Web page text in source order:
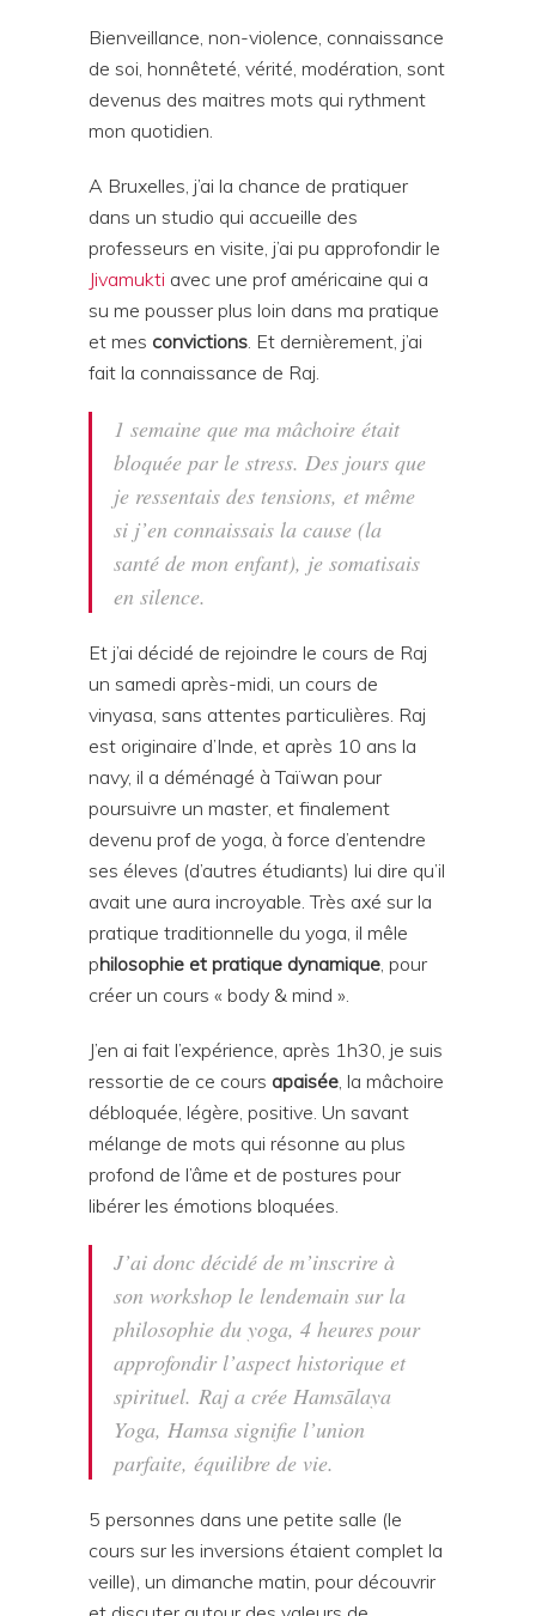
Bienveillance, non-violence, connaissance
de soi, honnêteté, vérité, modération, sont
devenus des maitres mots qui rythment
mon quotidien.
A Bruxelles, j’ai la chance de pratiquer
dans un studio qui accueille des
professeurs en visite, j’ai pu approfondir le
Jivamukti avec une prof américaine qui a
su me pousser plus loin dans ma pratique
et mes convictions . Et dernièrement, j’ai
fait la connaissance de Raj.
1 semaine que ma mâchoire était
bloquée par le stress. Des jours que
je ressentais des tensions, et même
si j’en connaissais la cause (la
santé de mon enfant), je somatisais
en silence.
Et j’ai décidé de rejoindre le cours de Raj
un samedi après-midi, un cours de
vinyasa, sans attentes particulières. Raj
est originaire d’Inde, et après 10 ans la
navy, il a déménagé à Taïwan pour
poursuivre un master, et finalement
devenu prof de yoga, à force d’entendre
ses éleves (d’autres étudiants) lui dire qu’il
avait une aura incroyable. Très axé sur la
pratique traditionnelle du yoga, il mêle
philosophie et pratique dynamique , pour
créer un cours « body & mind ».
J’en ai fait l’expérience, après 1h30, je suis
ressortie de ce cours apaisée , la mâchoire
débloquée, légère, positive. Un savant
mélange de mots qui résonne au plus
profond de l’âme et de postures pour
libérer les émotions bloquées.
J’ai donc décidé de m’inscrire à
son workshop le lendemain sur la
philosophie du yoga, 4 heures pour
approfondir l’aspect historique et
spirituel. Raj a crée Hamsālaya
Yoga, Hamsa signifie l’union
parfaite, équilibre de vie.
5 personnes dans une petite salle (le
cours sur les inversions étaient complet la
veille), un dimanche matin, pour découvrir